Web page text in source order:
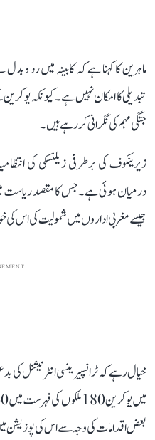
ماہرین کا کہنا ہے کہ کابینہ میں رد و
تبدیلی کا امکان نہیں ہے۔ کیونکہ
جنگی مہم کی نگرانی کررہے ہیں۔
زیرینکوف کی برطرفی زیلنسکی کی
درمیان ہوئی ہے۔ جس کا مقصد ریاست
جیسے مغربی اداروں میں شمولیت کی اس
خیال رہے کہ ٹرانسپیرینسی انٹرنیشنل کی
بعض اقدامات کی وجہ سے اس کی پوزیشن